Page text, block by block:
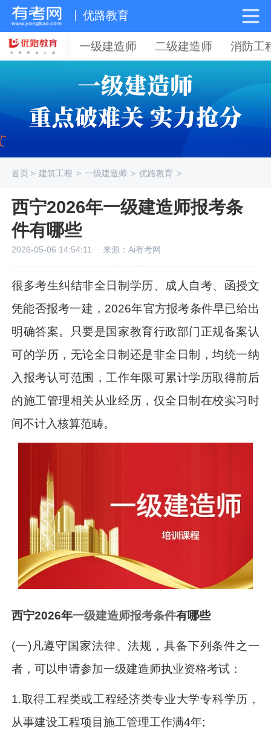
优路教育
一级建造师 二级建造师 消防工
首页> 建筑工程 > 一级建造师 > 优路教育 >
西宁2026年一级建造师报考条
件有哪些
2026-05-06 14:54:11 来源：Ai有考网
很多考生纠结非全日制学历、成人自考、函授文
凭能否报考一建，2026年官方报考条件早已给出
明确答案。只要是国家教育行政部门正规备案认
可的学历，无论全日制还是非全日制，均统一纳
入报考认可范围，工作年限可累计学历取得前后
的施工管理相关从业经历，仅全日制在校实习时
间不计入核算范畴。
西宁2026年一级建造师报考条件有哪些
(一)凡遵守国家法律、法规，具备下列条件之一
者，可以申请参加一级建造师执业资格考试：
1.取得工程类或工程经济类专业大学专科学历，
从事建设工程项目施工管理工作满4年;